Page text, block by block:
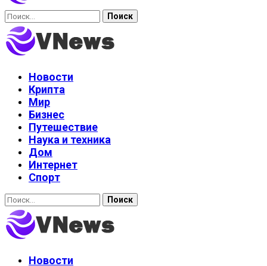
Найти:
Новости
Крипта
Мир
Бизнес
Путешествие
Наука и техника
Дом
Интернет
Спорт
Найти:
Новости